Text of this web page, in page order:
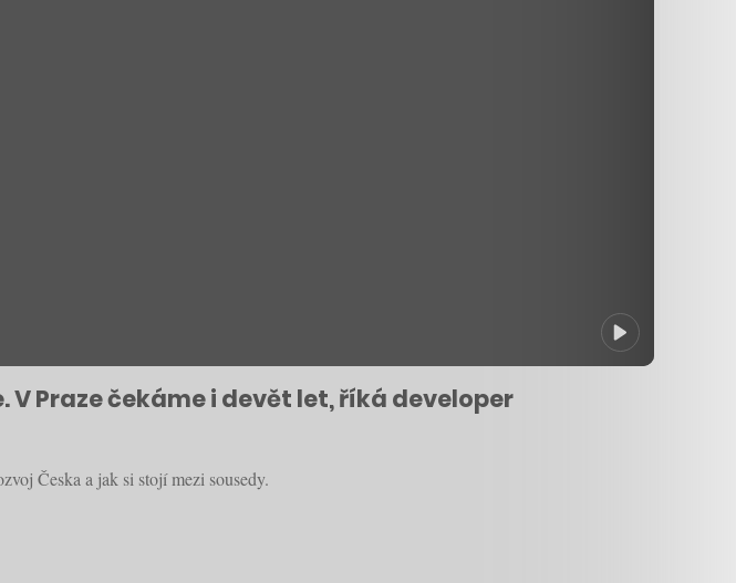
Praze čekáme i devět let, říká developer
Česka a jak si stojí mezi sousedy.